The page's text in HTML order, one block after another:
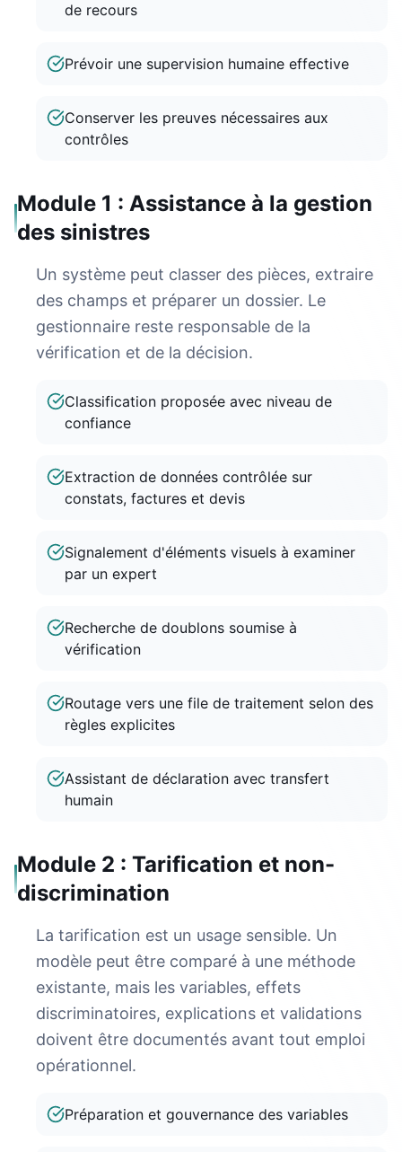
de recours
Prévoir une supervision humaine effective
Conserver les preuves nécessaires aux
contrôles
Module 1 : Assistance à la gestion
des sinistres
Un système peut classer des pièces, extraire
des champs et préparer un dossier. Le
gestionnaire reste responsable de la
vérification et de la décision.
Classification proposée avec niveau de
confiance
Extraction de données contrôlée sur
constats, factures et devis
Signalement d'éléments visuels à examiner
par un expert
Recherche de doublons soumise à
vérification
Routage vers une file de traitement selon des
règles explicites
Assistant de déclaration avec transfert
humain
Module 2 : Tarification et non-
discrimination
La tarification est un usage sensible. Un
modèle peut être comparé à une méthode
existante, mais les variables, effets
discriminatoires, explications et validations
doivent être documentés avant tout emploi
opérationnel.
Préparation et gouvernance des variables